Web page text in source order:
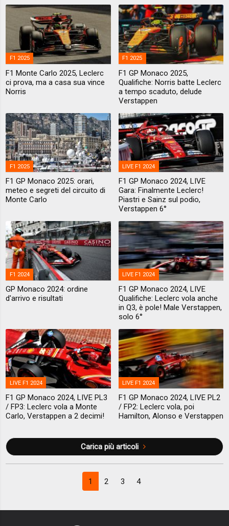
F1 2025
F1 Monte Carlo 2025, Leclerc
ci prova, ma a casa sua vince
Norris
F1 2025
F1 GP Monaco 2025,
Qualifiche: Norris batte Leclerc
a tempo scaduto, delude
Verstappen
F1 2025
F1 GP Monaco 2025: orari,
meteo e segreti del circuito di
Monte Carlo
LIVE F1 2024
F1 GP Monaco 2024, LIVE
Gara: Finalmente Leclerc!
Piastri e Sainz sul podio,
Verstappen 6°
F1 2024
GP Monaco 2024: ordine
d'arrivo e risultati
LIVE F1 2024
F1 GP Monaco 2024, LIVE
Qualifiche: Leclerc vola anche
in Q3, è pole! Male Verstappen,
solo 6°
LIVE F1 2024
F1 GP Monaco 2024, LIVE PL3
/ FP3: Leclerc vola a Monte
Carlo, Verstappen a 2 decimi!
LIVE F1 2024
F1 GP Monaco 2024, LIVE PL2
/ FP2: Leclerc vola, poi
Hamilton, Alonso e Verstappen
Carica più articoli
1 2 3 4